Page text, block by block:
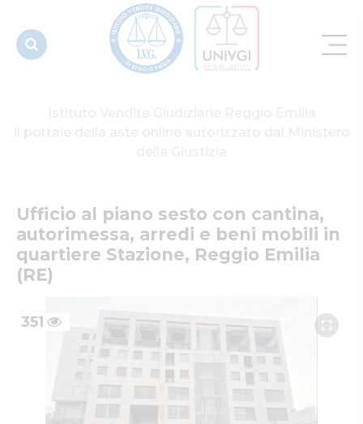
in quar...
Ufficio al piano sesto con cantina,
autorimessa, arredi e beni mobili in
quartiere Stazione, Reggio Emilia
(RE)
351